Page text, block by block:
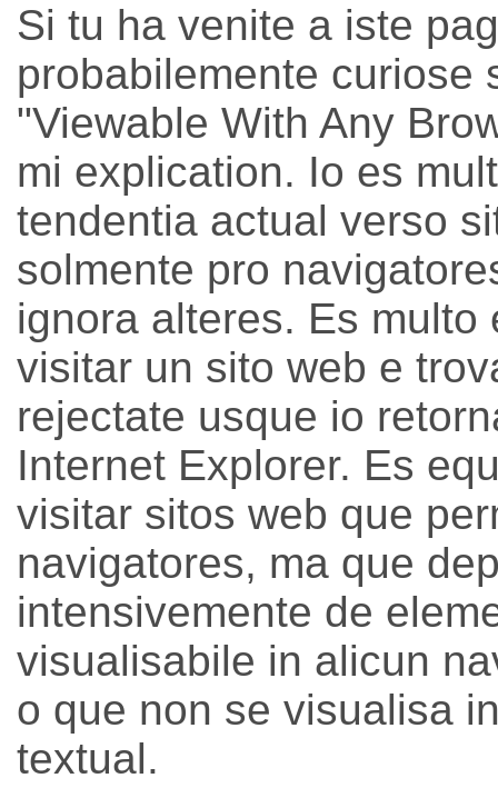
Si tu ha venite a iste
probabilemente curiose
"Viewable With Any
mi explication. Io es
tendentia actual verso
solmente pro
ignora alteres. Es multo
visitar un sito web e
rejectate usque io
Internet Explorer. Es
visitar sitos web que
navigatores, ma que
intensivemente de
visualisabile in alicun
o que non se visualisa
textual.